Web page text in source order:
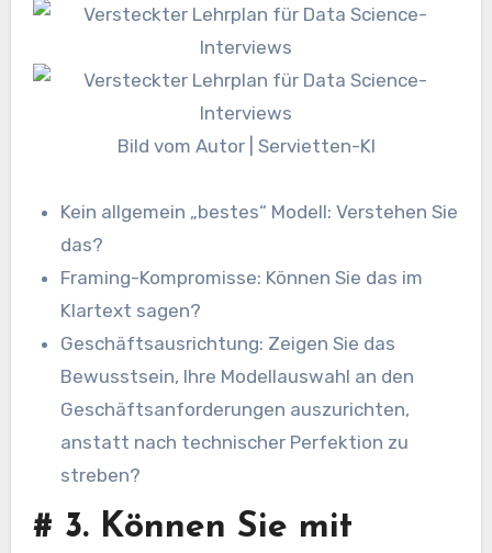
Bild vom Autor | Servietten-KI
Kein allgemein „bestes“ Modell: Verstehen Sie
das?
Framing-Kompromisse: Können Sie das im
Klartext sagen?
Geschäftsausrichtung: Zeigen Sie das
Bewusstsein, Ihre Modellauswahl an den
Geschäftsanforderungen auszurichten,
anstatt nach technischer Perfektion zu
streben?
# 3. Können Sie mit